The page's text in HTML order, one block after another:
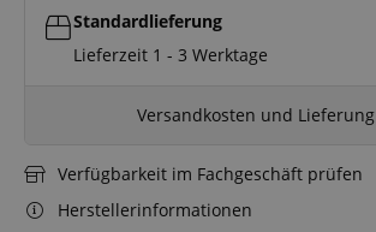
Standardlieferung
Lieferzeit 1 - 3 Werktage
Versandkosten und Lieferung
Verfügbarkeit im Fachgeschäft prüfen
Herstellerinformationen